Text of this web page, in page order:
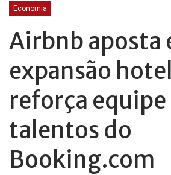
Economia
Airbnb aposta
expansão
reforça equipe
talentos do
Booking.com